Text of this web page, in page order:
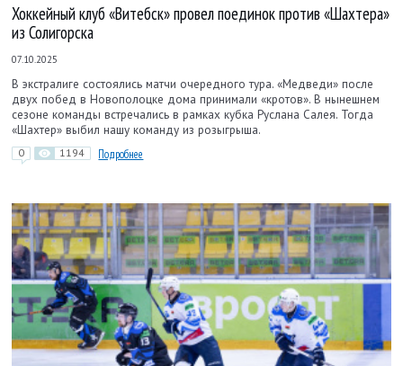
Хоккейный клуб «Витебск» провел поединок против «Шахтера»
из Солигорска
07.10.2025
В экстралиге состоялись матчи очередного тура. «Медведи» после
двух побед в Новополоцке дома принимали «кротов». В нынешнем
сезоне команды встречались в рамках кубка Руслана Салея. Тогда
«Шахтер» выбил нашу команду из розыгрыша.
0 1194 Подробнее